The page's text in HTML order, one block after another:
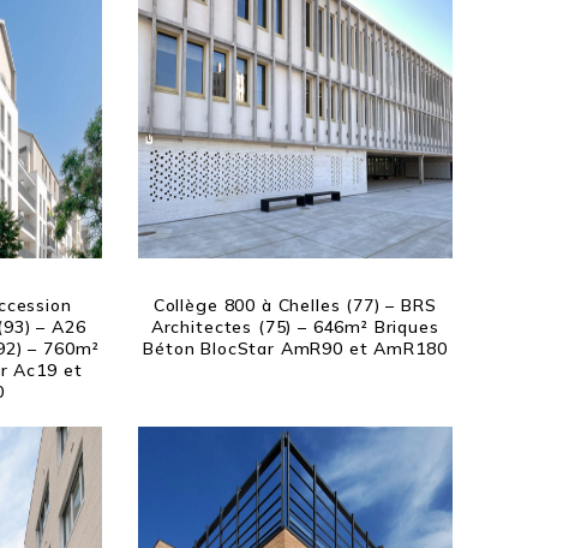
– A26
– 760m²
Ac19 et
Collège 800 à Chelles (77) – BRS
Architectes (75) – 646m² Briques
Béton BlocStar AmR90 et AmR180